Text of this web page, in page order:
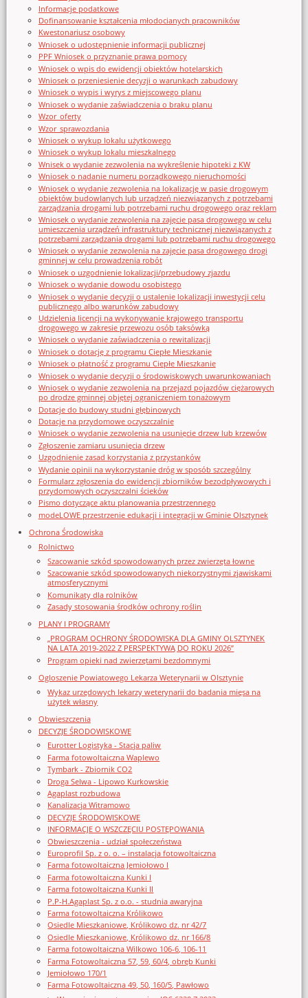
Informacje podatkowe
Dofinansowanie kształcenia młodocianych pracowników
Kwestonariusz osobowy
Wniosek o udostępnienie informacji publicznej
PPF Wniosek o przyznanie prawa pomocy
Wniosek o wpis do ewidencji obiektów hotelarskich
Wniosek o przeniesienie decyzji o warunkach zabudowy
Wniosek o wypis i wyrys z miejscowego planu
Wniosek o wydanie zaświadczenia o braku planu
Wzor_oferty
Wzor_sprawozdania
Wniosek o wykup lokalu użytkowego
Wniosek o wykup lokalu mieszkalnego
Wnisek o wydanie zezwolenia na wykreślenie hipoteki z KW
Wniosek o nadanie numeru porządkowego nieruchomości
Wniosek o wydanie zezwolenia na lokalizację w pasie drogowym
obiektów budowlanych lub urządzeń niezwiązanych z potrzebami
zarządzania drogami lub potrzebami ruchu drogowego oraz reklam
Wniosek o wydanie zezwolenia na zajęcie pasa drogowego w celu
umieszczenia urządzeń infrastruktury technicznej niezwiązanych z
potrzebami zarządzania drogami lub potrzebami ruchu drogowego
Wniosek o wydanie zezwolenia na zajęcie pasa drogowego drogi
gminnej w celu prowadzenia robót
Wniosek o uzgodnienie lokalizacji/przebudowy zjazdu
Wniosek o wydanie dowodu osobistego
Wniosek o wydanie decyzji o ustalenie lokalizacji inwestycji celu
publicznego albo warunków zabudowy
Udzielenia licencji na wykonywanie krajowego transportu
drogowego w zakresie przewozu osób taksówką
Wniosek o wydanie zaświadczenia o rewitalizacji
Wniosek o dotację z programu Ciepłe Mieszkanie
Wniosek o płatność z programu Ciepłe Mieszkanie
Wniosek o wydanie decyzji o środowiskowych uwarunkowaniach
Wniosek o wydanie zezwolenia na przejazd pojazdów ciężarowych
po drodze gminnej objętej ograniczeniem tonażowym
Dotacje do budowy studni głębinowych
Dotacje na przydomowe oczyszczalnie
Wniosek o wydanie zezwolenia na usunięcie drzew lub krzewów
Zgłoszenie zamiaru usunięcia drzew
Uzgodnienie zasad korzystania z przystanków
Wydanie opinii na wykorzystanie dróg w sposób szczególny
Formularz zgłoszenia do ewidencji zbiorników bezodpływowych i
przydomowych oczyszczalni ścieków
Pismo dotyczące aktu planowania przestrzennego
modeLOWE przestrzenie edukacji i integracji w Gminie Olsztynek
Ochrona Środowiska
Rolnictwo
Szacowanie szkód spowodowanych przez zwierzęta łowne
Szacowanie szkód spowodowanych niekorzystnymi zjawiskami
atmosferycznymi
Komunikaty dla rolników
Zasady stosowania środków ochrony roślin
PLANY I PROGRAMY
„PROGRAM OCHRONY ŚRODOWISKA DLA GMINY OLSZTYNEK
NA LATA 2019-2022 Z PERSPEKTYWĄ DO ROKU 2026”
Program opieki nad zwierzętami bezdomnymi
Ogloszenie Powiatowego Lekarza Weterynarii w Olsztynie
Wykaz urzędowych lekarzy weterynarii do badania mięsa na
użytek własny
Obwieszczenia
DECYZJE ŚRODOWISKOWE
Eurotter Logistyka - Stacja paliw
Farma fotowoltaiczna Waplewo
Tymbark - Zbiornik CO2
Droga Selwa - Lipowo Kurkowskie
Agaplast rozbudowa
Kanalizacja Witramowo
DECYZJE ŚRODOWISKOWE
INFORMACJE O WSZCZĘCIU POSTĘPOWANIA
Obwieszczenia - udział społeczeństwa
Europrofil Sp. z o. o. – instalacja fotowoltaiczna
Farma fotowoltaiczna Jemiołowo I
Farma fotowoltaiczna Kunki I
Farma fotowoltaiczna Kunki II
P.P-H.Agaplast Sp. z o.o. - studnia awaryjna
Farma fotowoltaiczna Królikowo
Osiedle Mieszkaniowe, Królikowo dz. nr 42/7
Osiedle Mieszkaniowe, Królikowo dz. nr 166/8
Farma fotowoltaiczna Wilkowo 106-6, 106-11
Farma Fotowoltaiczna 57, 59, 60/4, obręb Kunki
Jemiołowo 170/1
Farma Fotowoltaiczna 49, 50, 160/5, Pawłowo